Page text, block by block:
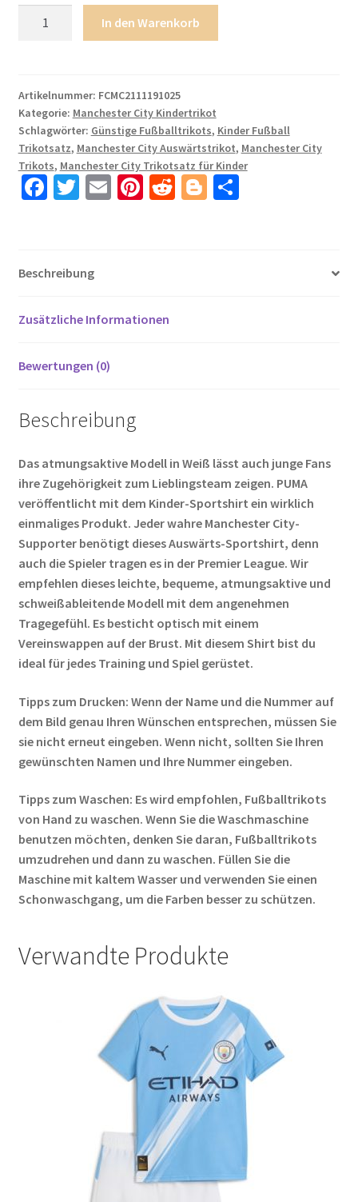
weiß
für
Kinder
Mit
Gündogan
In den Warenkorb
Artikelnummer: FCMC2111191025
Kategorie: Manchester City Kindertrikot
Schlagwörter: Günstige Fußballtrikots, Kinder Fußball
Trikotsatz, Manchester City Auswärtstrikot, Manchester City
Trikots, Manchester City Trikotsatz für Kinder
Fa
o
k
T
er
E Pi R Bl T
Beschreibung
Zusätzliche Informationen
Bewertungen (0)
Beschreibung
Das atmungsaktive Modell in Weiß lässt auch junge Fans
ihre Zugehörigkeit zum Lieblingsteam zeigen. PUMA
veröffentlicht mit dem Kinder-Sportshirt ein wirklich
einmaliges Produkt. Jeder wahre Manchester City-
Supporter benötigt dieses Auswärts-Sportshirt, denn
auch die Spieler tragen es in der Premier League. Wir
empfehlen dieses leichte, bequeme, atmungsaktive und
schweißableitende Modell mit dem angenehmen
Tragegefühl. Es besticht optisch mit einem
Vereinswappen auf der Brust. Mit diesem Shirt bist du
ideal für jedes Training und Spiel gerüstet.
Tipps zum Drucken: Wenn der Name und die Nummer auf
dem Bild genau Ihren Wünschen entsprechen, müssen Sie
sie nicht erneut eingeben. Wenn nicht, sollten Sie Ihren
gewünschten Namen und Ihre Nummer eingeben.
Tipps zum Waschen: Es wird empfohlen, Fußballtrikots
von Hand zu waschen. Wenn Sie die Waschmaschine
benutzen möchten, denken Sie daran, Fußballtrikots
umzudrehen und dann zu waschen. Füllen Sie die
Maschine mit kaltem Wasser und verwenden Sie einen
Schonwaschgang, um die Farben besser zu schützen.
Verwandte Produkte